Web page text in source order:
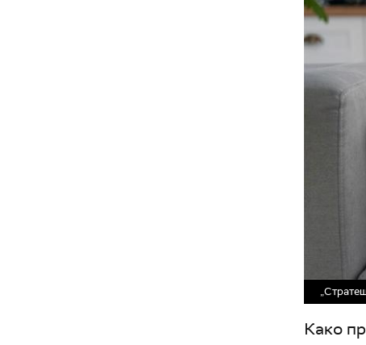
Како